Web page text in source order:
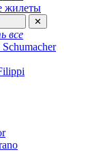
жилеты
✕
все